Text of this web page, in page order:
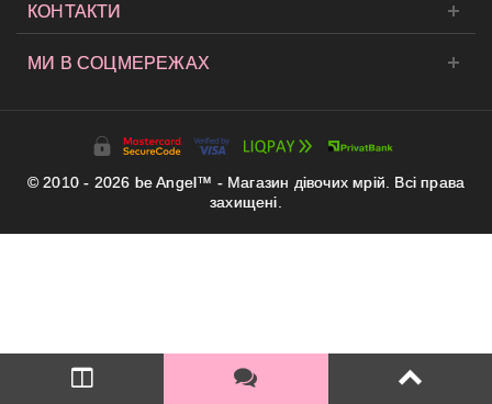
КОНТАКТИ
МИ В СОЦМЕРЕЖАХ
© 2010 - 2026 be Angel™ - Магазин дівочих мрій. Всі права
захищені.